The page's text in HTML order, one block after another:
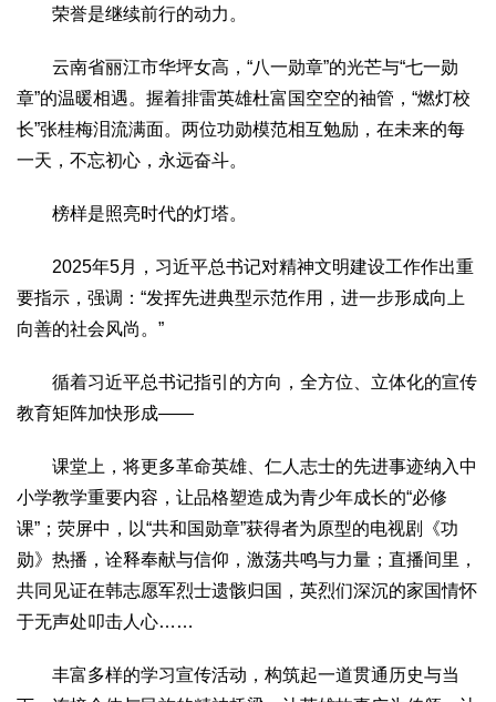
荣誉是继续前行的动力。
云南省丽江市华坪女高，“八一勋章”的光芒与“七一勋
章”的温暖相遇。握着排雷英雄杜富国空空的袖管，“燃灯校
长”张桂梅泪流满面。两位功勋模范相互勉励，在未来的每
一天，不忘初心，永远奋斗。
榜样是照亮时代的灯塔。
2025年5月，习近平总书记对精神文明建设工作作出重
要指示，强调：“发挥先进典型示范作用，进一步形成向上
向善的社会风尚。”
循着习近平总书记指引的方向，全方位、立体化的宣传
教育矩阵加快形成——
课堂上，将更多革命英雄、仁人志士的先进事迹纳入中
小学教学重要内容，让品格塑造成为青少年成长的“必修
课”；荧屏中，以“共和国勋章”获得者为原型的电视剧《功
勋》热播，诠释奉献与信仰，激荡共鸣与力量；直播间里，
共同见证在韩志愿军烈士遗骸归国，英烈们深沉的家国情怀
于无声处叩击人心……
丰富多样的学习宣传活动，构筑起一道贯通历史与当